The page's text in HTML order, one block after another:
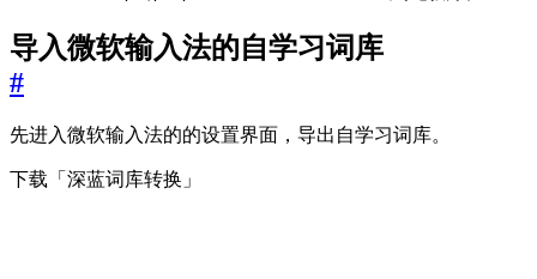
导入微软输入法的自学习词库
#
先进入微软输入法的的设置界面，导出自学习词库。
下载「深蓝词库转换」